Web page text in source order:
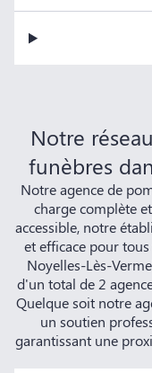
Notre
funèbres
Notre agence de
charge complète
accessible, notre
et efficace pour
Noyelles-Lès-
d'un total de 2
Quelque soit notre
un soutien
garantissant une